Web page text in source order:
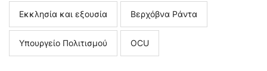
Εκκλησία και εξουσία Βερχόβνα Ράντα
Υπουργείο Πολιτισμού ΟCU